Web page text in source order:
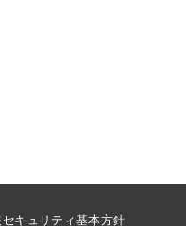
キュリティ基本方針